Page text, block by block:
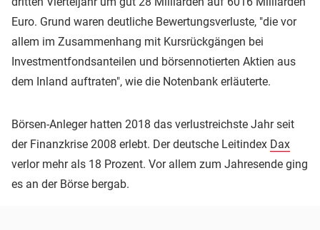
Euro. Grund waren deutliche Bewertungsverluste, "die vor
allem im Zusammenhang mit Kursrückgängen bei
Investmentfondsanteilen und börsennotierten Aktien aus
dem Inland auftraten", wie die Notenbank erläuterte.
Börsen-Anleger hatten 2018 das verlustreichste Jahr seit
der Finanzkrise 2008 erlebt. Der deutsche Leitindex Dax
verlor mehr als 18 Prozent. Vor allem zum Jahresende ging
es an der Börse bergab.